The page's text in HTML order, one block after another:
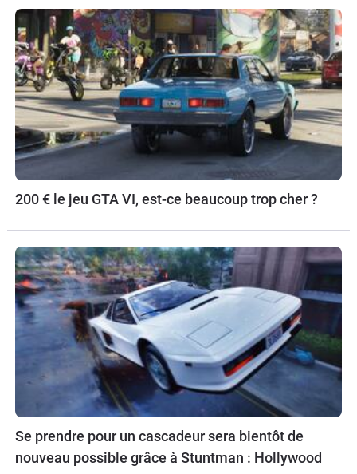
200 € le jeu GTA VI, est-ce beaucoup trop cher ?
Se prendre pour un cascadeur sera bientôt de
nouveau possible grâce à Stuntman : Hollywood